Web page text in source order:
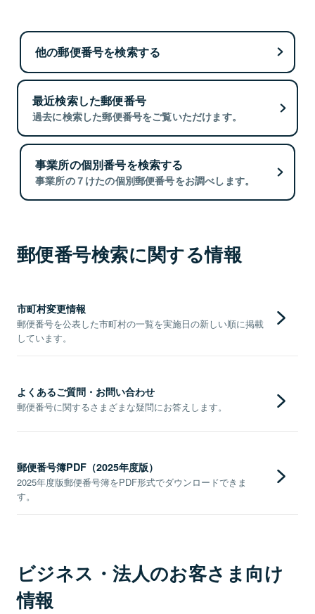
他の郵便番号を検索する
最近検索した郵便番号
過去に検索した郵便番号をご覧いただけます。
事業所の個別番号を検索する
事業所の７けたの個別郵便番号をお調べします。
郵便番号検索に関する情報
市町村変更情報
郵便番号を公表した市町村の一覧を実施日の新しい順に掲載
しています。
よくあるご質問・お問い合わせ
郵便番号に関するさまざまな疑問にお答えします。
郵便番号簿PDF（2025年度版）
2025年度版郵便番号簿をPDF形式でダウンロードできま
す。
ビジネス・法人のお客さま向け
情報